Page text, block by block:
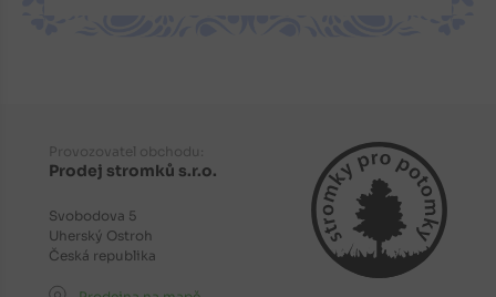
Provozovatel obchodu:
Prodej stromků s.r.o.
Svobodova 5
Uherský Ostroh
Česká republika